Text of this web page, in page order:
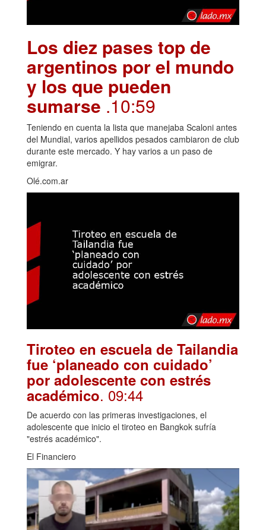
Los diez pases top de
argentinos por el mundo
y los que pueden
sumarse .10:59
Teniendo en cuenta la lista que manejaba Scaloni antes
del Mundial, varios apellidos pesados cambiaron de club
durante este mercado. Y hay varios a un paso de
emigrar.
Olé.com.ar
Tiroteo en escuela de Tailandia
fue ‘planeado con cuidado’
por adolescente con estrés
académico. 09:44
De acuerdo con las primeras investigaciones, el
adolescente que inicio el tiroteo en Bangkok sufría
"estrés académico".
El Financiero